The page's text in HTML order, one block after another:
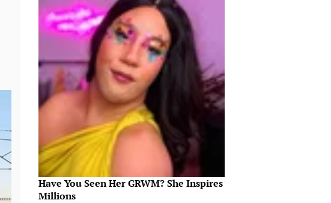
Have You Seen Her GRWM? She Inspires
Millions